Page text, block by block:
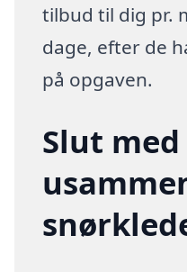
tilbud til dig pr.
dage, efter de
på opgaven.
Slut med